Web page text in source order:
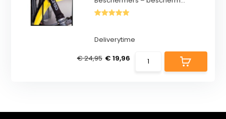
Deliverytime
€ 24,95 € 19,96